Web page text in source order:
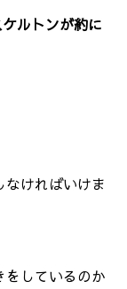
ルトンが約に
ければいけま
をしているのか